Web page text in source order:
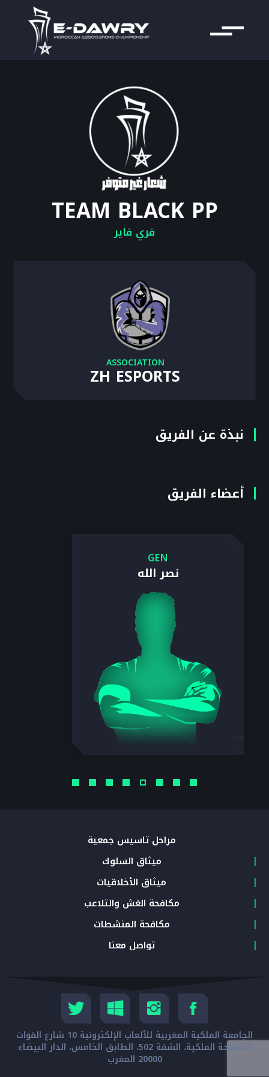
TEAM BLACK PP
فري فاير
ASSOCIATION
ZH ESPORTS
نبذة عن الفريق
أعضاء الفريق
GEN
نصر الله
مراحل تأسيس جمعية
ميثاق السلوك
ميثاق الأخلاقيات
مكافحة الغش والتلاعب
مكافحة المنشطات
تواصل معنا
الجامعة الملكية المغربية للألعاب الإلكترونية 10 شارع القوات
المسلحة الملكية، الشقة 502، الطابق الخامس، الدار البيضاء
20000 المغرب